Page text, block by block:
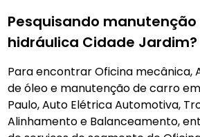
Pesquisando
hidráulica Cidade Jardim?
Para encontrar Oficina mecânica,
de óleo e manutenção de carro
Paulo, Auto Elétrica Automotiva,
Alinhamento e Balanceamento,